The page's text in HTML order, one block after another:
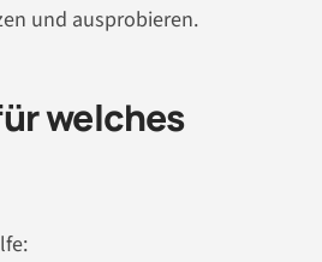
und ausprobieren.
welches